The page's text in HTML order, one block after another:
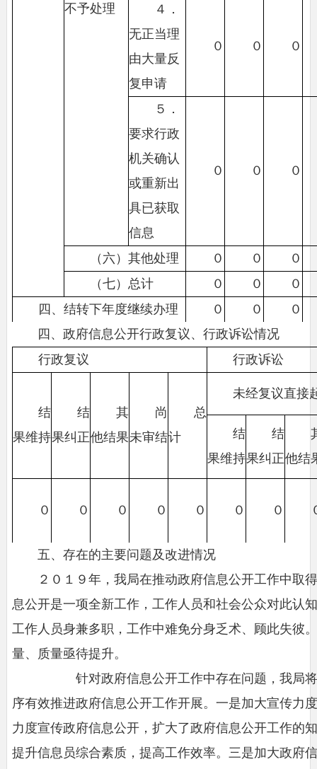
不予处理
４．
无正当理
由大量反
复申请
０ ０ ０
５．
要求行政
机关确认
或重新出
具已获取
信息
０ ０ ０
（六）其他处理 ０ ０
０
（七）总计
０ ０
０
四、结转下年度继续办理
０ ０
０
四、政府信息公开行政复议、行政诉讼情况
行政复议
行政诉讼
结
果维持
结
果纠正
其
他结果
尚
未审结
总
计
未经复议直接
结
果维持
结
果纠正他结
０ ０ ０ ０ ０ ０ ０
五、存在的主要问题及改进情况
２０１９年，我局在推动政府信息公开工作中取
息公开是一项全新工作，工作人员和社会公众对此认
工作人员身兼多职，工作中难免分身乏术、顾此失彼
量、质量亟待提升。
针对政府信息公开工作中存在问题，我局将
序有效推进政府信息公开工作开展。一是加大宣传力
力度宣传政府信息公开，扩大了政府信息公开工作的
提升信息员综合素质，提高工作效率。三是加大政府